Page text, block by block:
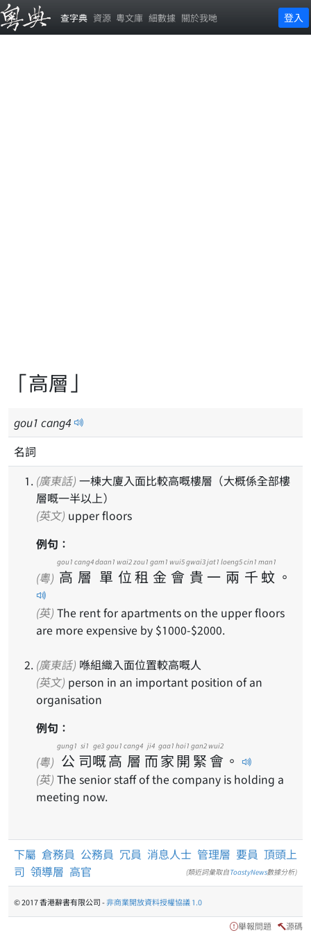
查字典 資源 粵文庫 細數據 關於我哋 登入
「高層」
gou1 cang4
名詞
(廣東話)
層嘅一半以上）
(英文) upper floors
例句：
(粵) 高
gou1
層
cang4
單
daan1
位
wai2
租
zou1
金
gam1
會
wui5
貴
gwai3
一
jat1
兩
loeng5
千
cin1
蚊
man1
。
(英) The rent for apartments on the upper floors
are more expensive by $1000-$2000.
(廣東話) 喺組織入面位置較高嘅人
(英文)
organisation
例句：
(粵) 公
gung1
司
si1
嘅
ge3
高
gou1
層
cang4
而
ji4
家
gaa1
開
hoi1
緊
gan2
會
wui2
。
(英) The senior staff of the company is holding a
meeting now.
下屬 倉務員 公務員 冗員 消息人士 管理層 要員 頂頭上
司 領導層 高官 (類近詞彙取自ToastyNews數據分析)
© 2017 香港辭書有限公司 -非商業開放資料授權協議 1.0
舉報問題 源碼